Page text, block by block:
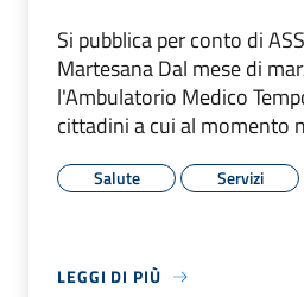
Si pubblica per conto di
Martesana Dal mese di
l'Ambulatorio Medico
cittadini a cui al momento
Salute Servizi
LEGGI DI PIÙ